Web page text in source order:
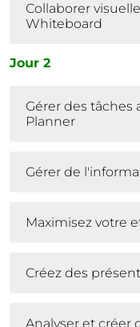
Collaborer
Whiteboard
Jour 2
Gérer des tâches
Planner
Gérer de
Maximisez votre
Créez des
Analyser et créer